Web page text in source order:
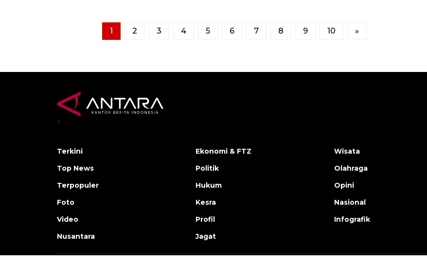
1 2 3 4 5 6 7 8 9 10 »
>
Terkini
Top News
Terpopuler
Foto
Video
Nusantara
Ekonomi & FTZ
Politik
Hukum
Kesra
Profil
Jagat
Wisata
Olahraga
Opini
Nasional
Infografik